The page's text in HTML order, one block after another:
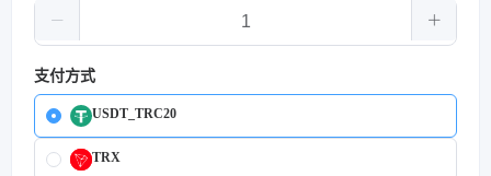
支付方式
USDT_TRC20
TRX